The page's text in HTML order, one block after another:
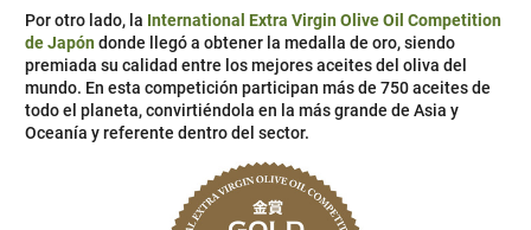
Por otro lado, la International Extra Virgin Olive Oil Competition
de Japóndonde llegó a obtener la medalla de oro, siendo
premiada su calidad entre los mejores aceites del oliva del
mundo. En esta competición participan más de 750 aceites de
todo el planeta, convirtiéndola en la más grande de Asia y
Oceanía y referente dentro del sector.